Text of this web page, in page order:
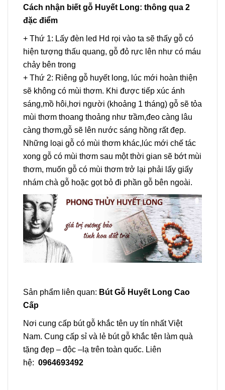
Cách nhận biết gỗ Huyết Long: thông qua 2
đặc điểm
+ Thứ 1: Lấy đèn led Hd rọi vào ta sẽ thấy gỗ có
hiện tượng thấu quang, gỗ đỏ rực lên như có máu
chảy bên trong
+ Thứ 2: Riêng gỗ huyết long, lúc mới hoàn thiện
sẽ không có mùi thơm. Khi được tiếp xúc ánh
sáng,mồ hôi,hơi người (khoảng 1 tháng) gỗ sẽ tỏa
mùi thơm thoang thoảng như trầm,đeo càng lâu
càng thơm,gỗ sẽ lên nước sáng hồng rất đẹp.
Những loại gỗ có mùi thơm khác,lúc mới chế tác
xong gỗ có mùi thơm sau một thời gian sẽ bớt mùi
thơm, muốn gỗ có mùi thơm trở lại phải lấy giấy
nhám chà gỗ hoặc gọt bỏ đi phần gỗ bên ngoài.
Sản phẩm liên quan: Bút Gỗ Huyết Long Cao
Cấp
Nơi cung cấp bút gỗ khắc tên uy tín nhất Việt
Nam. Cung cấp sỉ và lẻ bút gỗ khắc tên làm quà
tặng đẹp – độc –lạ trên toàn quốc. Liên
hệ: 0964693492